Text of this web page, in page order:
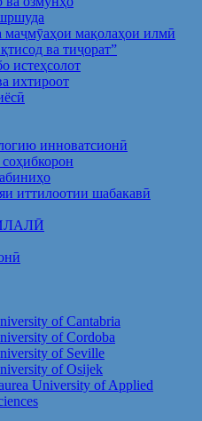
маҷмӯаҳои мақолаҳои илмӣ
ва тиҷорат”
истеҳсолот
ихтироот
инноватсионӣ
иттилоотии шабакавӣ
of Cantabria
of Cordoba
of Seville
of Osijek
University of Applied